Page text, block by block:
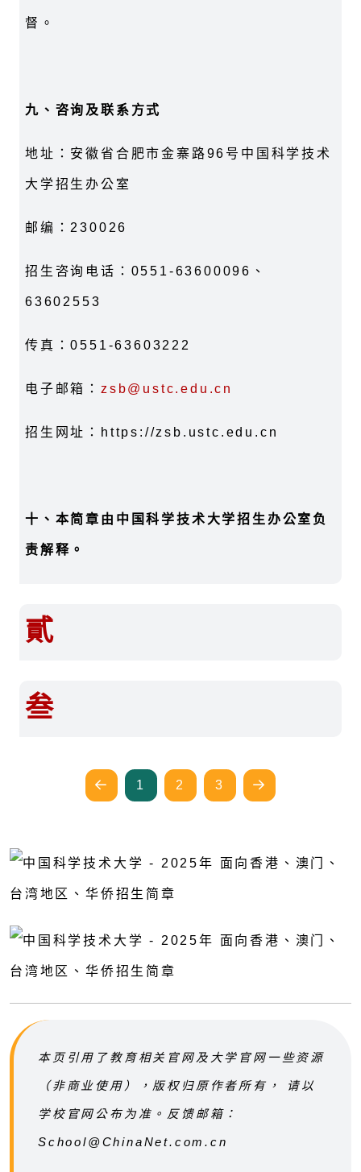
督。
九、咨询及联系方式
地址：安徽省合肥市金寨路96 号中国科学技术
大学招生办公室
邮编： 230026
招生咨询电话： 0551-63600096 、
63602553
传真：0551-63603222
电子邮箱： zsb@ustc.edu.cn
招生网址： https://zsb.ustc.edu.cn
十、本简章由中国科学技术大学招生办公室负
责解释。
貳
叁
1 2 3
本页引用了教育相关官网及大学官网一些资源
（非商业使用），版权归原作者所有， 请以
学校官网公布为准。反馈邮箱：
School@ChinaNet.com.cn